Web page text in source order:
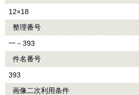
12×18
整理番号
一－393
件名番号
393
画像二次利用条件